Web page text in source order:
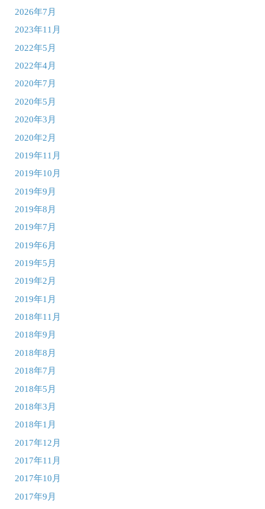
2026年7月
2023年11月
2022年5月
2022年4月
2020年7月
2020年5月
2020年3月
2020年2月
2019年11月
2019年10月
2019年9月
2019年8月
2019年7月
2019年6月
2019年5月
2019年2月
2019年1月
2018年11月
2018年9月
2018年8月
2018年7月
2018年5月
2018年3月
2018年1月
2017年12月
2017年11月
2017年10月
2017年9月